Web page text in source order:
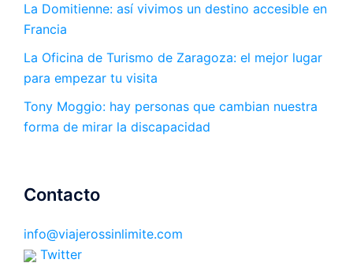
La Domitienne: así vivimos un destino accesible en
Francia
La Oficina de Turismo de Zaragoza: el mejor lugar
para empezar tu visita
Tony Moggio: hay personas que cambian nuestra
forma de mirar la discapacidad
Contacto
info@viajerossinlimite.com
Twitter